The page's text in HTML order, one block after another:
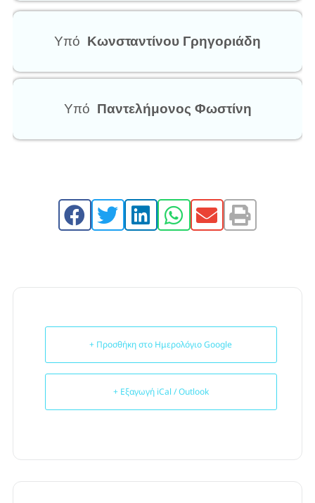
Υπό Κωνσταντίνου Γρηγοριάδη
Υπό Παντελήμονος Φωστίνη
+ Προσθήκη στο Ημερολόγιο Google
+ Εξαγωγή iCal / Outlook